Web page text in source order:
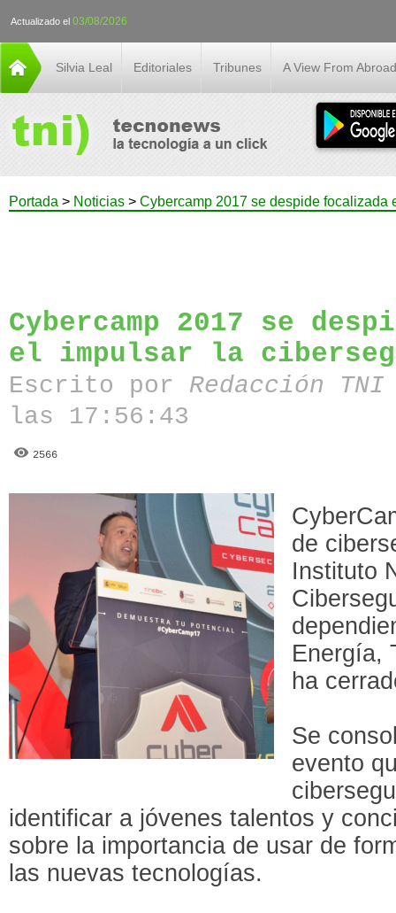
Actualizado el 03/08/2026
Silvia Leal Editoriales Tribunes A View From Abroad
Portada > Noticias > Cybercamp 2017 se despide focalizada
Cybercamp 2017 se
el impulsar la
Escrito por Redacción
las 17:56:43
2566
de
Instituto
Energía,
ha
Se
evento
identificar a jóvenes talentos y
sobre la importancia de usar de
las nuevas tecnologías.